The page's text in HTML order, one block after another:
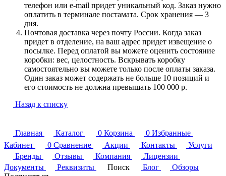
телефон или e-mail придет уникальный код. Заказ нужно
оплатить в терминале постамата. Срок хранения — 3
дня.
Почтовая доставка через почту России. Когда заказ
придет в отделение, на ваш адрес придет извещение о
посылке. Перед оплатой вы можете оценить состояние
коробки: вес, целостность. Вскрывать коробку
самостоятельно вы можете только после оплаты заказа.
Один заказ может содержать не больше 10 позиций и
его стоимость не должна превышать 100 000 р.
Назад к списку
Главная Каталог 0 Корзина 0 Избранные
Кабинет
0 Сравнение Акции Контакты
Услуги
Бренды
Отзывы Компания
Лицензии
Документы
Реквизиты Поиск Блог
Обзоры